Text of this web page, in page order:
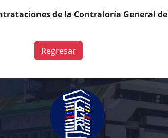
de la Contraloría General
Regresar